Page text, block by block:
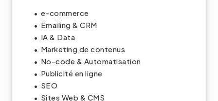
e-commerce
Emailing & CRM
IA & Data
Marketing de contenus
No-code & Automatisation
Publicité en ligne
SEO
Sites Web & CMS